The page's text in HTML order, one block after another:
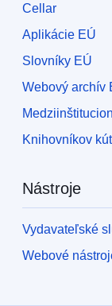
Cellar
Aplikácie EÚ
Slovníky EÚ
Webový archív
Knihovníkov
Nástroje
Vydavateľské
Webové